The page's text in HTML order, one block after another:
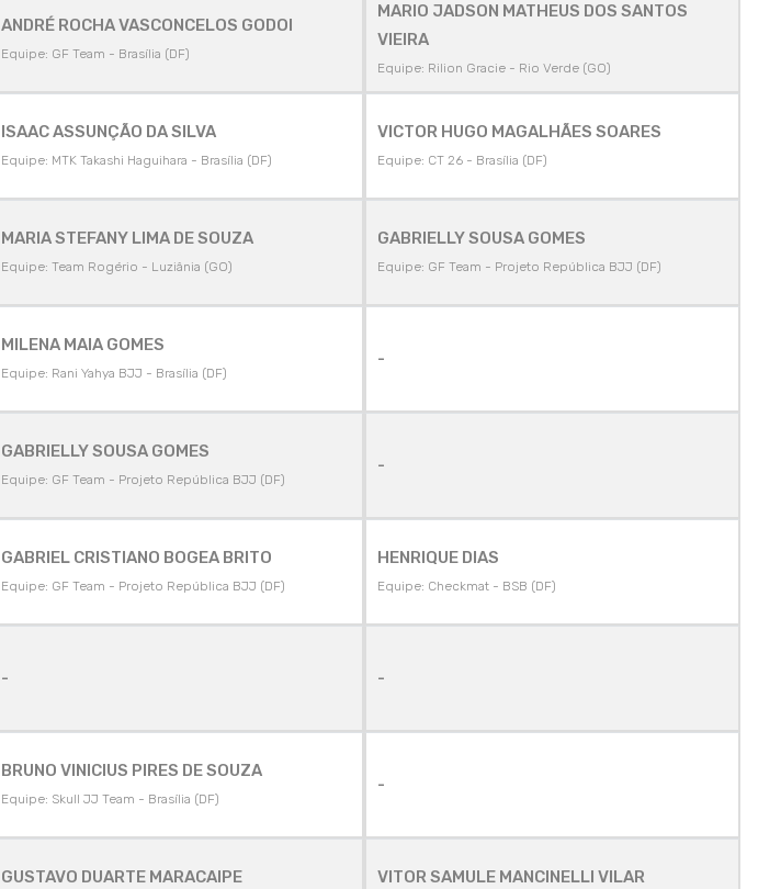
ANDRÉ ROCHA VASCONCELOS GODOI
Equipe: GF Team - Brasília (DF)
MARIO JADSON MATHEUS DOS SANTOS
VIEIRA
Equipe: Rilion Gracie - Rio Verde (GO)
ISAAC ASSUNÇÃO DA SILVA
Equipe: MTK Takashi Haguihara - Brasília (DF)
VICTOR HUGO MAGALHÃES SOARES
Equipe: CT 26 - Brasília (DF)
MARIA STEFANY LIMA DE SOUZA
Equipe: Team Rogério - Luziânia (GO)
GABRIELLY SOUSA GOMES
Equipe: GF Team - Projeto República BJJ (DF)
MILENA MAIA GOMES
Equipe: Rani Yahya BJJ - Brasília (DF)
-
GABRIELLY SOUSA GOMES
Equipe: GF Team - Projeto República BJJ (DF)
-
GABRIEL CRISTIANO BOGEA BRITO
Equipe: GF Team - Projeto República BJJ (DF)
HENRIQUE DIAS
Equipe: Checkmat - BSB (DF)
- -
BRUNO VINICIUS PIRES DE SOUZA
Equipe: Skull JJ Team - Brasília (DF)
-
GUSTAVO DUARTE MARACAIPE VITOR SAMULE MANCINELLI VILAR